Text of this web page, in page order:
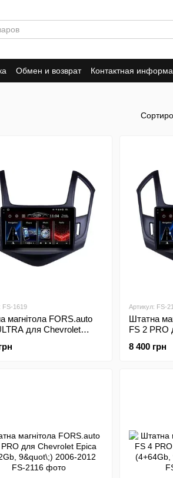
Обмен и возврат Контактная
FS-1619
магнітола FORS.auto
для Chevrolet
Артикул: FS-
Штатна
FS 2 PRO
8 400 грн